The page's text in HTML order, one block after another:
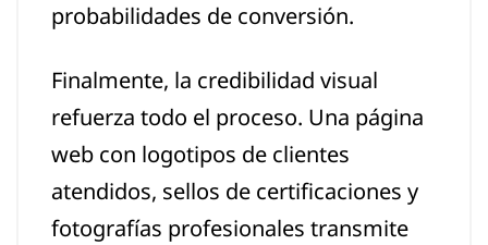
probabilidades de conversión.
Finalmente, la credibilidad visual
refuerza todo el proceso. Una página
web con logotipos de clientes
atendidos, sellos de certificaciones y
fotografías profesionales transmite